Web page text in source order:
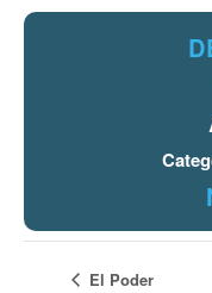
El Poder